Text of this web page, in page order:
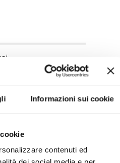
Informazioni sui cookie
contenuti ed
dall'abitativo
notizie